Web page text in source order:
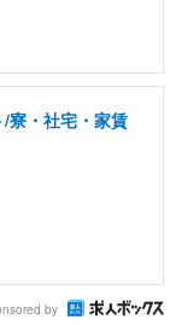
寮・社宅・家賃
by